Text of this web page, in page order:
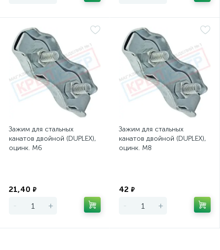
Зажим для стальных
канатов двойной (DUPLEX),
оцинк. М6
21,40 ₽
- +
Зажим для стальных
канатов двойной (DUPLEX),
оцинк. М8
42 ₽
- +